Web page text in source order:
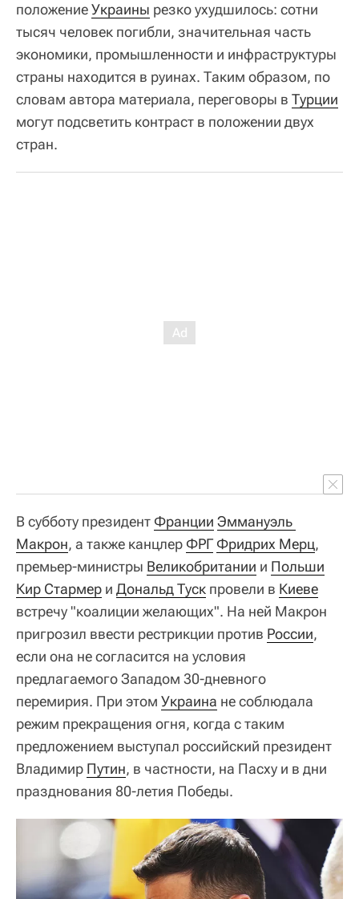
положениеУкраины резко ухудшилось: сотни
тысяч человек погибли, значительная часть
экономики, промышленности и инфраструктуры
страны находится в руинах. Таким образом, по
словам автора материала, переговоры в Турции
могут подсветить контраст в положении двух
стран.
В субботу президент Франции Эммануэль
Макрон, а также канцлер ФРГ Фридрих Мерц,
премьер-министры Великобритании и Польши
Кир Стармер и Дональд Туск провели в Киеве
встречу "коалиции желающих". На ней Макрон
пригрозил ввести рестрикции против России,
если она не согласится на условия
предлагаемого Западом 30-дневного
перемирия. При этом Украина не соблюдала
режим прекращения огня, когда с таким
предложением выступал российский президент
Владимир Путин, в частности, на Пасху и в дни
празднования 80-летия Победы.